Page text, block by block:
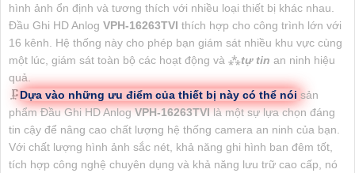
hình ảnh ổn định và tương thích với nhiều loại thiết bị khác nhau.
Đầu Ghi HD Anlog VPH-16263TVI thích hợp cho công trình lớn với
16 kênh. Hệ thống này cho phép bạn giám sát nhiều khu vực cùng
một lúc, giám sát toàn bộ các hoạt động và ⁂tự tin an ninh hiệu
quả.
🗜️Dựa vào những ưu điểm của thiết bị này có thể nói sản
phẩm Đầu Ghi HD AnlogVPH-16263TVIlà một sự lựa chọn đáng
tin cậy để nâng cao chất lượng hệ thống camera an ninh của bạn.
Với chất lượng hình ảnh sắc nét, khả năng ghi hình ban đêm tốt,
tích hợp công nghệ chuyên dụng và khả năng lưu trữ cao cấp, nó